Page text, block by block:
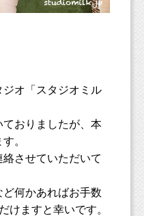
オ「スタジオミル
おりましたが、本
。
させていただいて
何かあればお手数
けますと幸いです。